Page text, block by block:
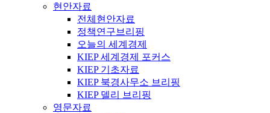
현안자료
전체현안자료
정책연구브리핑
오늘의 세계경제
KIEP 세계경제 포커스
KIEP 기초자료
KIEP 북경사무소 브리핑
KIEP 델리 브리핑
영문자료